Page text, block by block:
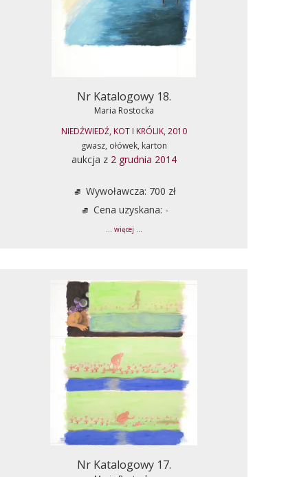
Nr Katalogowy 18.
Maria Rostocka
NIEDŹWIEDŹ, KOT I KRÓLIK, 2010
gwasz, ołówek, karton
aukcja z 2 grudnia 2014
Wywoławcza: 700 zł
Cena uzyskana: -
... więcej ...
Nr Katalogowy 17.